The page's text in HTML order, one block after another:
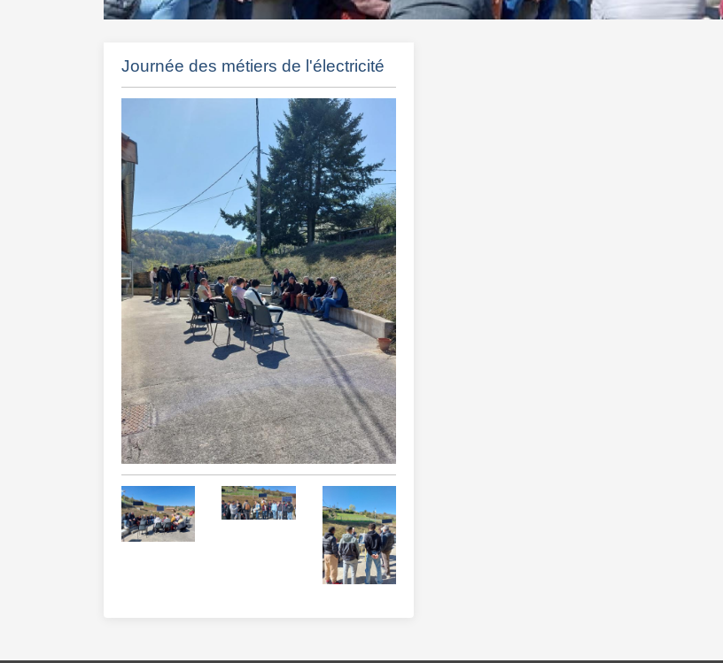
Journée des métiers de l'électricité